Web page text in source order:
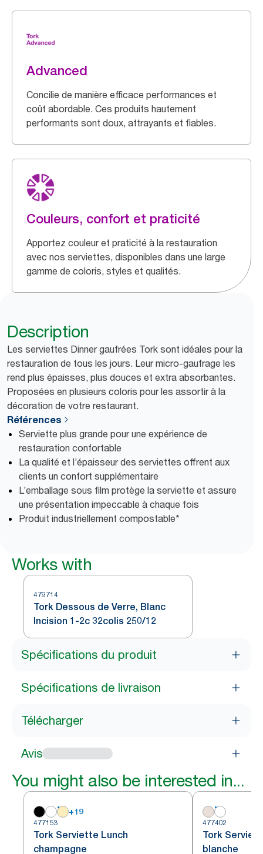
Advanced
Concilie de manière efficace performances et
coût abordable. Ces produits hautement
performants sont doux, attrayants et fiables.
Couleurs, confort et praticité
Apportez couleur et praticité à la restauration
avec nos serviettes, disponibles dans une large
gamme de coloris, styles et qualités.
Description
Les serviettes Dinner gaufrées Tork sont idéales pour la
restauration de tous les jours. Leur micro-gaufrage les
rend plus épaisses, plus douces et extra absorbantes.
Proposées en plusieurs coloris pour les assortir à la
décoration de votre restaurant.
Références
Serviette plus grande pour une expérience de
restauration confortable
La qualité et l’épaisseur des serviettes offrent aux
clients un confort supplémentaire
L’emballage sous film protège la serviette et assure
une présentation impeccable à chaque fois
Produit industriellement compostable*
Works with
479714
Tork Dessous de Verre, Blanc
Incision 1-2c 32colis 250/12
Spécifications du produit
Spécifications de livraison
Télécharger
Avis
You might also be interested in...
+19
477153
Tork Serviette Lunch
champagne
477402
Tork
blanche